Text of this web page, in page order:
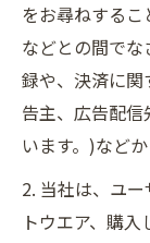
をお尋ねする
などとの間で
録や、決済に
告主、広告配信
います。)など
2. 当社は、ユ
トウエア、購